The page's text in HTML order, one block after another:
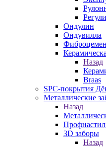
Ондулин
Ондувилла
Назад
Braas
SPC-покрытия
Металлические
Назад
Профнастил
3D заборы
Назад